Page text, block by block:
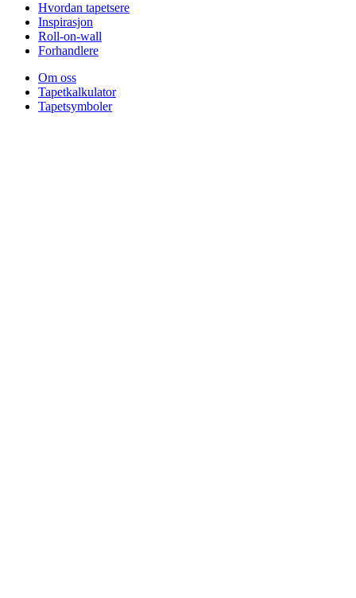
Hvordan tapetsere
Inspirasjon
Roll-on-wall
Forhandlere
Om oss
Tapetkalkulator
Tapetsymboler